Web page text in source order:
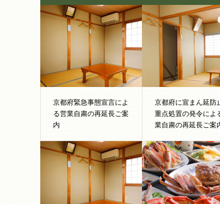
京都府緊急事態宣言によ
る営業自粛の再延長ご案
内
京都府に宣まん延防
重点処置の発令によ
業自粛の再延長ご案